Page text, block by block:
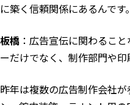
に築く信頼関係にあるんです。
板橋 ：広告宣伝に関わるこ
ーだけでなく、制作部門や
昨年は複数の広告制作会社